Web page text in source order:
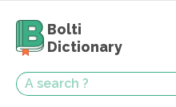
Bolti
Dictionary